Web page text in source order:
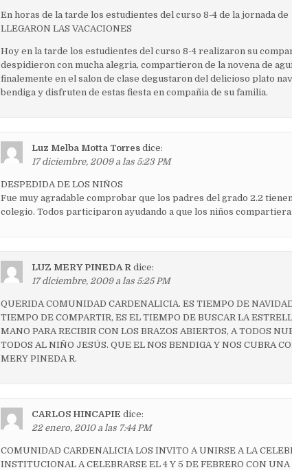
En horas de la tarde los estudientes del curso 8-4 de la jornada de
LLEGARON LAS VACACIONES
Hoy en la tarde los estudientes del curso 8-4 realizaron su
despidieron con mucha alegria, compartieron de la novena de
finalemente en el salon de clase degustaron del delicioso plato
bendiga y disfruten de estas fiesta en compañia de su familia.
Luz Melba Motta Torres dice:
17 diciembre, 2009 a las 5:23 PM
DESPEDIDA DE LOS NIÑOS
Fue muy agradable comprobar que los padres del grado 2.2
colegio. Todos participaron ayudando a que los niños
LUZ MERY PINEDA R dice:
17 diciembre, 2009 a las 5:25 PM
QUERIDA COMUNIDAD CARDENALICIA. ES TIEMPO DE
TIEMPO DE COMPARTIR, ES EL TIEMPO DE BUSCAR LA
MANO PARA RECIBIR CON LOS BRAZOS ABIERTOS, A TODOS
TODOS AL NIÑO JESÚS. QUE EL NOS BENDIGA Y NOS CUBRA
MERY PINEDA R.
CARLOS HINCAPIE dice:
22 enero, 2010 a las 7:44 PM
COMUNIDAD CARDENALICIA LOS INVITO A UNIRSE A LA
INSTITUCIONAL A CELEBRARSE EL 4 Y 5 DE FEBRERO CON